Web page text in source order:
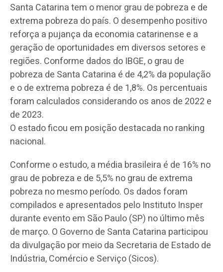
Santa Catarina tem o menor grau de pobreza e de
extrema pobreza do país. O desempenho positivo
reforça a pujança da economia catarinense e a
geração de oportunidades em diversos setores e
regiões. Conforme dados do IBGE, o grau de
pobreza de Santa Catarina é de 4,2% da população
e o de extrema pobreza é de 1,8%. Os percentuais
foram calculados considerando os anos de 2022 e
de 2023.
O estado ficou em posição destacada no ranking
nacional.
Conforme o estudo, a média brasileira é de 16% no
grau de pobreza e de 5,5% no grau de extrema
pobreza no mesmo período. Os dados foram
compilados e apresentados pelo Instituto Insper
durante evento em São Paulo (SP) no último mês
de março. O Governo de Santa Catarina participou
da divulgação por meio da Secretaria de Estado de
Indústria, Comércio e Serviço (Sicos).